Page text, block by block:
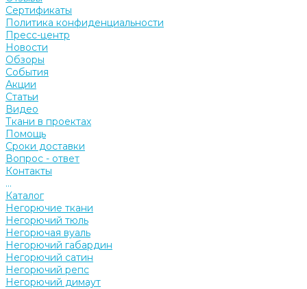
Сертификаты
Политика конфиденциальности
Пресс-центр
Новости
Обзоры
События
Акции
Статьи
Видео
Ткани в проектах
Помощь
Сроки доставки
Вопрос - ответ
Контакты
...
Каталог
Негорючие ткани
Негорючий тюль
Негорючая вуаль
Негорючий габардин
Негорючий сатин
Негорючий репс
Негорючий димаут